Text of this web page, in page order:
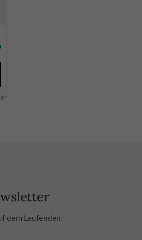
dem Laufenden!